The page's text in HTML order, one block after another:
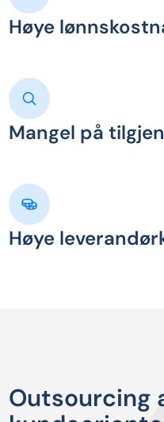
Høye
Mangel på
Høye
Outsourcing